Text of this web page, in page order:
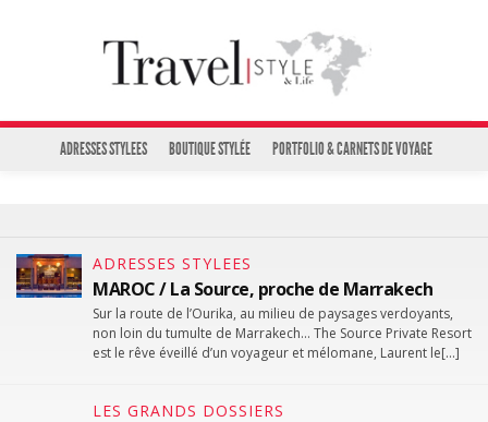
ADRESSES STYLEES BOUTIQUE STYLÉE PORTFOLIO & CARNETS DE VOYAGE
ADRESSES STYLEES
MAROC / La Source, proche de Marrakech
Sur la route de l’Ourika, au milieu de paysages verdoyants,
non loin du tumulte de Marrakech… The Source Private Resort
est le rêve éveillé d’un voyageur et mélomane, Laurent le[…]
LES GRANDS DOSSIERS